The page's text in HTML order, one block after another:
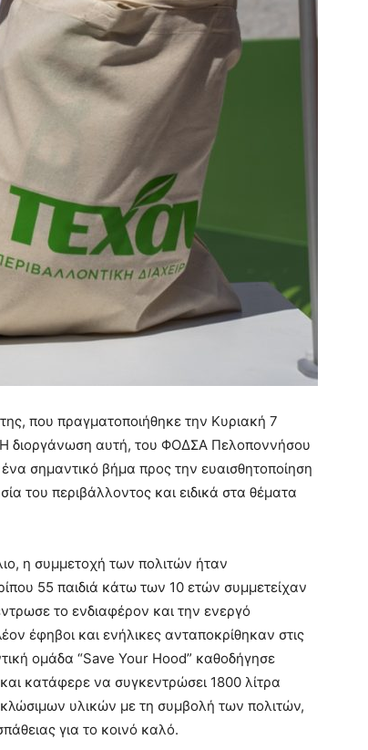
που πραγματοποιήθηκε την Κυριακή 7
Η διοργάνωση αυτή, του ΦΟΔΣΑ Πελοποννήσου
σημαντικό βήμα προς την ευαισθητοποίηση
του περιβάλλοντος και ειδικά στα θέματα
η συμμετοχή των πολιτών ήταν
55 παιδιά κάτω των 10 ετών συμμετείχαν
το ενδιαφέρον και την ενεργό
έφηβοι και ενήλικες ανταποκρίθηκαν στις
ομάδα “Save Your Hood” καθοδήγησε
κατάφερε να συγκεντρώσει 1800 λίτρα
υλικών με τη συμβολή των πολιτών,
για το κοινό καλό.